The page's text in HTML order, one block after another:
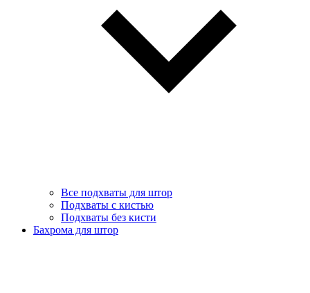
Все подхваты для штор
Подхваты с кистью
Подхваты без кисти
Бахрома для штор